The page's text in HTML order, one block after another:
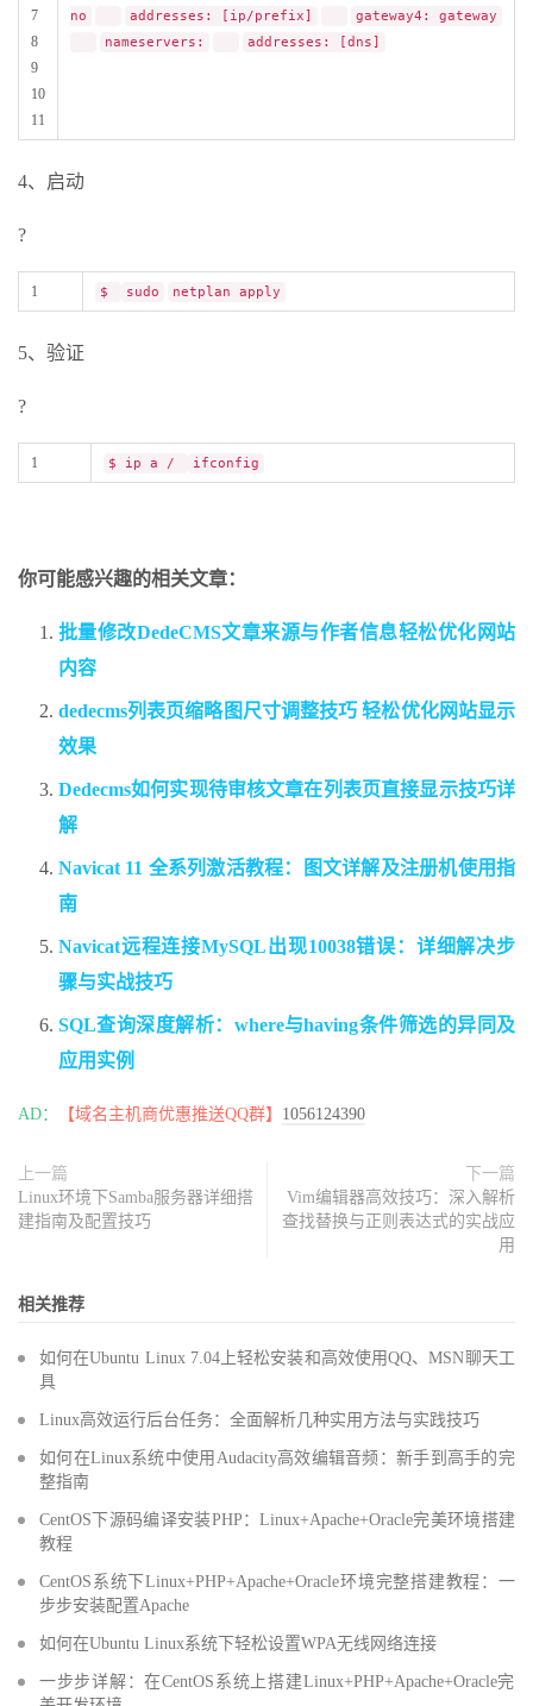
7
8
9
10
11
no
addresses: [ip/prefix]
gateway4: gateway
nameservers:
addresses: [dns]
4、启动
?
1 $ sudo netplan apply
5、验证
?
1 $ ip a / ifconfig
你可能感兴趣的相关文章：
批量修改DedeCMS文章来源与作者信息轻松优化网站
内容
dedecms列表页缩略图尺寸调整技巧 轻松优化网站显示
效果
Dedecms如何实现待审核文章在列表页直接显示技巧详
解
Navicat 11 全系列激活教程：图文详解及注册机使用指
南
Navicat远程连接MySQL出现10038错误：详细解决步
骤与实战技巧
SQL查询深度解析：where与having条件筛选的异同及
应用实例
AD： 【域名主机商优惠推送QQ群】 1056124390
上一篇
Linux环境下Samba服务器详细搭
建指南及配置技巧
下一篇
Vim编辑器高效技巧：深入解析
查找替换与正则表达式的实战应
用
相关推荐
如何在Ubuntu Linux 7.04上轻松安装和高效使用QQ、MSN聊天工
具
Linux高效运行后台任务：全面解析几种实用方法与实践技巧
如何在Linux系统中使用Audacity高效编辑音频：新手到高手的完
整指南
CentOS下源码编译安装PHP：Linux+Apache+Oracle完美环境搭建
教程
CentOS系统下Linux+PHP+Apache+Oracle环境完整搭建教程：一
步步安装配置Apache
如何在Ubuntu Linux系统下轻松设置WPA无线网络连接
一步步详解：在CentOS系统上搭建Linux+PHP+Apache+Oracle完